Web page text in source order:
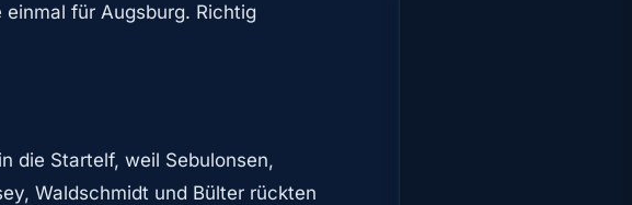
für Augsburg. Richtig
die Startelf, weil Sebulonsen,
Waldschmidt und Bülter rückten